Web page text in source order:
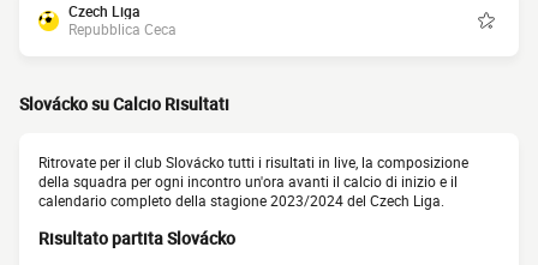
Czech Liga
Repubblica Ceca
Slovácko su Calcio Risultati
Ritrovate per il club Slovácko tutti i risultati in live, la composizione
della squadra per ogni incontro un'ora avanti il calcio di inizio e il
calendario completo della stagione 2023/2024 del Czech Liga.
Risultato partita Slovácko